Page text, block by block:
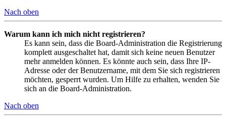
Nach oben
Warum kann ich mich nicht registrieren?
Es kann sein, dass die Board-Administration die Registrierung
komplett ausgeschaltet hat, damit sich keine neuen Benutzer
mehr anmelden können. Es könnte auch sein, dass Ihre IP-
Adresse oder der Benutzername, mit dem Sie sich registrieren
möchten, gesperrt wurden. Um Hilfe zu erhalten, wenden Sie
sich an die Board-Administration.
Nach oben